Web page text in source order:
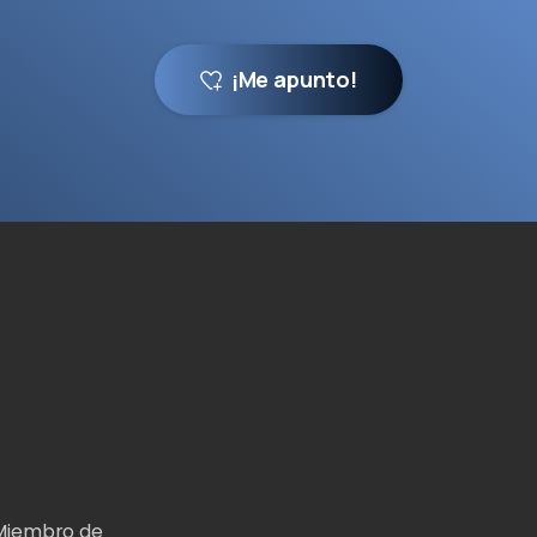
¡Me apunto!